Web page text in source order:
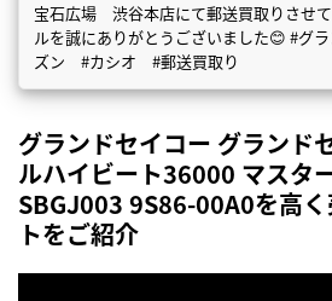
宝石広場 渋谷本店にて郵送買取りさせ
ルを誠にありがとうございました😊 #グ
ズン #カシオ #郵送買取り
グランドセイコー グランド
ルハイビート36000 マスタ
SBGJ003 9S86-00A0を高
トをご紹介